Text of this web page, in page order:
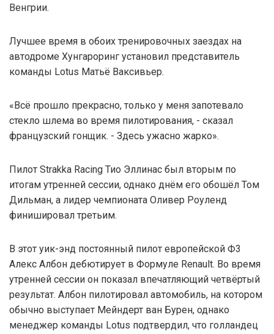
Венгрии.
Лучшее время в обоих тренировочных заездах на
автодроме Хунгароринг установил представитель
команды Lotus Матьё Ваксивьер.
«Всё прошло прекрасно, только у меня запотевало
стекло шлема во время пилотирования, - сказал
французский гонщик. - Здесь ужасно жарко».
Пилот Strakka Racing Тио Эллинас был вторым по
итогам утренней сессии, однако днём его обошёл Том
Дильман, а лидер чемпионата Оливер Роуленд
финишировал третьим.
В этот уик-энд постоянный пилот европейской Ф3
Алекс Албон дебютирует в Формуле Renault. Во время
утренней сессии он показал впечатляющий четвёртый
результат. Албон пилотировал автомобиль, на котором
обычно выступает Мейндерт ван Бурен, однако
менеджер команды Lotus подтвердил, что голландец